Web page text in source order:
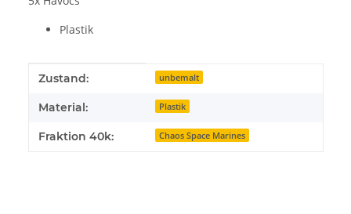
Plastik
Produkteigenschaft
Wert
Zustand: unbemalt
Material: Plastik
Fraktion 40k: Chaos Space Marines